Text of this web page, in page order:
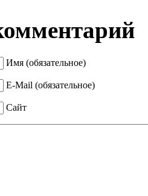
Имя (обязательное)
E-Mail (обязательное)
Сайт